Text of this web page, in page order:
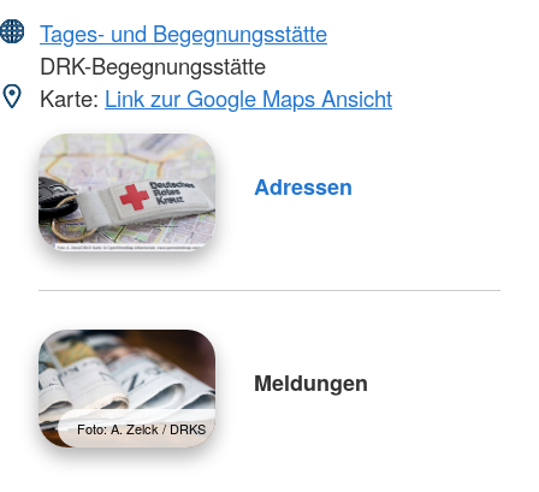
Tages- und Begegnungsstätte
DRK-Begegnungsstätte
Karte: Link zur Google Maps Ansicht
Adressen
Foto: A. Zelck / DRKS
Meldungen